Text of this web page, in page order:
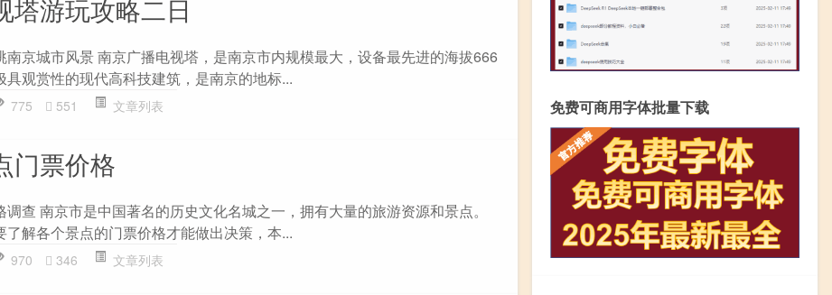
塔游玩攻略二日
南京城市风景 南京广播电视塔，是南京市内规模最大，设备最先进的海拔666
观赏性的现代高科技建筑，是南京的地标...
775 551 文章列表
门票价格
查 南京市是中国著名的历史文化名城之一，拥有大量的旅游资源和景点。
解各个景点的门票价格才能做出决策，本...
970 346 文章列表
免费可商用字体批量下载